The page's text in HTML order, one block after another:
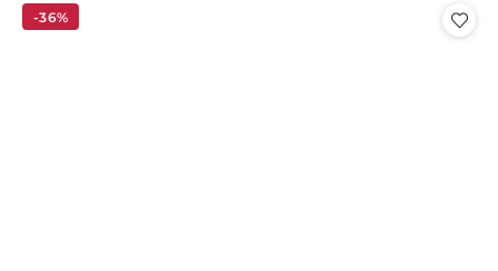
-36%